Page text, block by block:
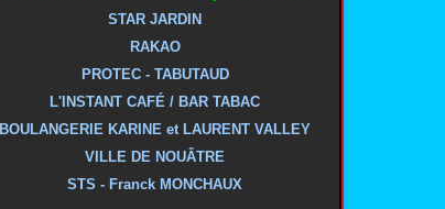
STAR JARDIN
RAKAO
PROTEC - TABUTAUD
L'INSTANT CAFÉ / BAR TABAC
BOULANGERIE KARINE et LAURENT VALLEY
VILLE DE NOUÂTRE
STS - Franck MONCHAUX